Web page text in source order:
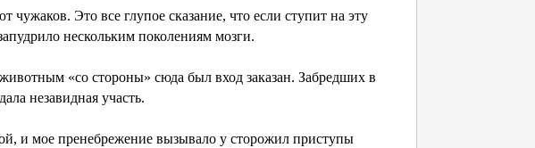
Это все глупое сказание, что если ступит на эту
нескольким поколениям мозги.
«со стороны» сюда был вход заказан. Забредших в
незавидная участь.
и мое пренебрежение вызывало у сторожил приступы